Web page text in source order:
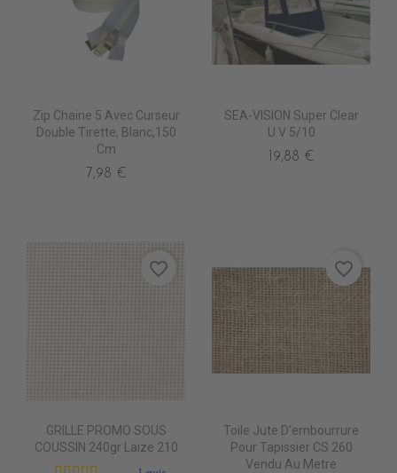
Zip Chaine 5 Avec Curseur
Double Tirette, Blanc,150
Cm
7,98 €
SEA-VISION Super Clear
U.V 5/10
19,88 €
GRILLE PROMO SOUS
COUSSIN 240gr Laize 210
favorite_border
Toile Jute D'embourrure
Pour Tapissier CS 260
Vendu Au Metre
favorite_border